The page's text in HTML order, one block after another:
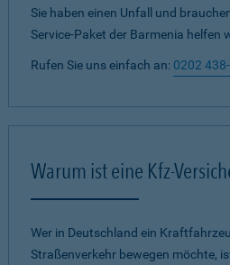
Sie haben einen Unfall und
Service-Paket der Barmenia helfen
Rufen Sie uns einfach an: 0202
Warum ist eine Kfz-
Wer in Deutschland ein
Straßenverkehr bewegen möchte,